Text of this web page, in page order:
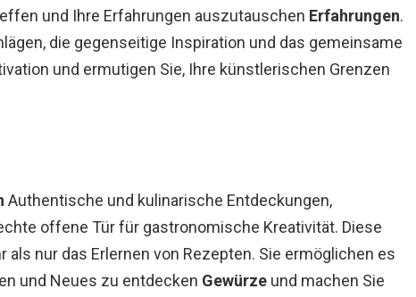
und Ihre Erfahrungen auszutauschen Erfahrungen.
die gegenseitige Inspiration und das gemeinsame
und ermutigen Sie, Ihre künstlerischen Grenzen
Authentische und kulinarische Entdeckungen,
offene Tür für gastronomische Kreativität. Diese
nur das Erlernen von Rezepten. Sie ermöglichen es
und Neues zu entdecken Gewürze und machen Sie